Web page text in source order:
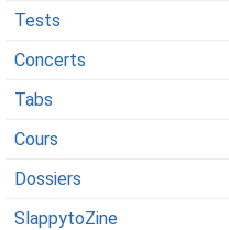
Tests
Concerts
Tabs
Cours
Dossiers
SlappytoZine